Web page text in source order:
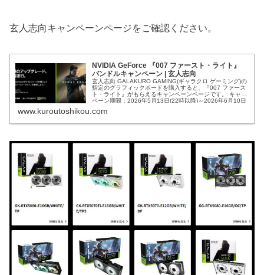
玄人志向キャンペーンページをご確認ください。
NVIDIA GeForce 『007 ファースト・ライト』
バンドルキャンペーン | 玄人志向
玄人志向 GALAKURO GAMING(ギャラクロ ゲーミング)の
指定のグラフィックボードを購入すると、『007 ファース
ト・ライト』がもらえるキャンペーンページです。 キャン
ペーン期間：2026年5月13日(22時以降)～2026年6月10日
www.kuroutoshikou.com